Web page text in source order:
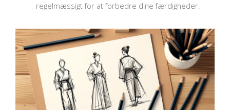
regelmæssigt for at forbedre dine færdigheder.